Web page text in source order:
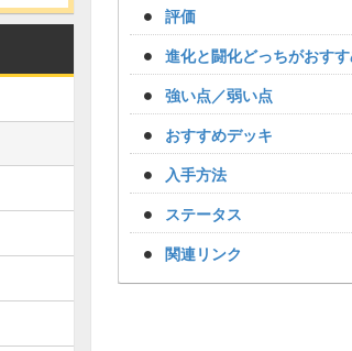
評価
進化と闘化どっちがおすす
強い点／弱い点
おすすめデッキ
入手方法
ステータス
関連リンク